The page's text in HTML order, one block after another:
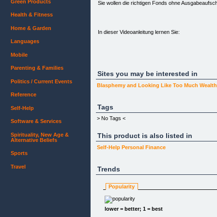
Sie wollen die richtigen Fonds ohne
In dieser Videoanleitung lernen Sie:
•Wie Sie aus über 7.000 Fonds die richtigen
•Wie Sie Fonds vergleichen
•Wie Sie Fonds ohne Agio kaufen.
•Wie leicht Sie Ein- und Auszahlungen vornehmen
•Lieferung erfolgt bequem per Onlinezugang
Sites you may be interested in
Blasphemy and Looking Like Too Much Wealth
Tags
> No Tags <
This product is also listed in
Self-Help Personal Finance
Trends
Popularity
lower = better; 1 = best
Green Products
Health & Fitness
Home & Garden
Languages
Mobile
Parenting & Families
Politics / Current Events
Reference
Self-Help
Software & Services
Spirituality, New Age &
Alternative Beliefs
Sports
Travel